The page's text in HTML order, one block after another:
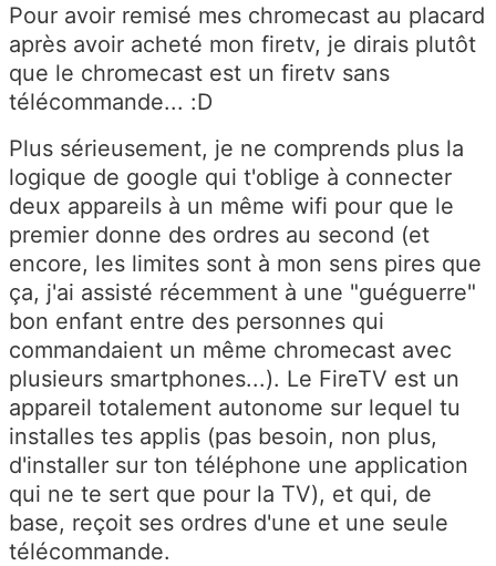
Pour avoir remisé mes chromecast au placard
après avoir acheté mon firetv, je dirais plutôt
que le chromecast est un firetv sans
télécommande... :D
Plus sérieusement, je ne comprends plus la
logique de google qui t'oblige à connecter
deux appareils à un même wifi pour que le
premier donne des ordres au second (et
encore, les limites sont à mon sens pires que
ça, j'ai assisté récemment à une "guéguerre"
bon enfant entre des personnes qui
commandaient un même chromecast avec
plusieurs smartphones...). Le FireTV est un
appareil totalement autonome sur lequel tu
installes tes applis (pas besoin, non plus,
d'installer sur ton téléphone une application
qui ne te sert que pour la TV), et qui, de
base, reçoit ses ordres d'une et une seule
télécommande.